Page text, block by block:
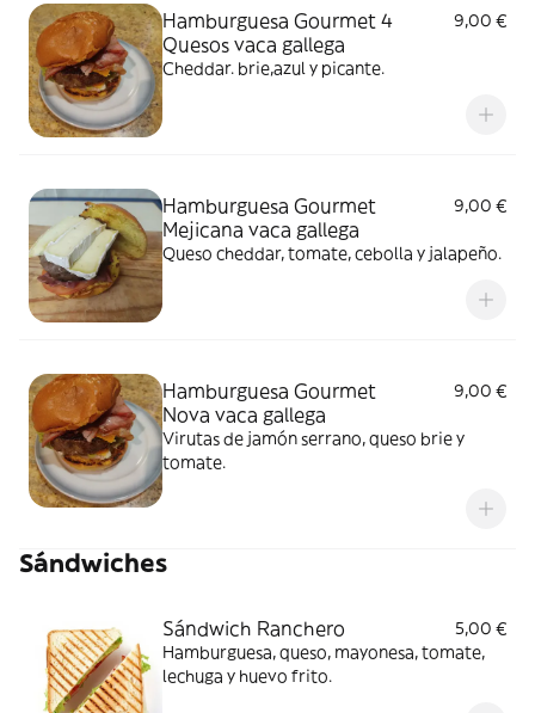
Hamburguesa Gourmet 4
Quesos vaca gallega
9,00 €
Cheddar. brie,azul y picante.
Hamburguesa Gourmet
Mejicana vaca gallega
9,00 €
Queso cheddar, tomate, cebolla y jalapeño.
Hamburguesa Gourmet
Nova vaca gallega
9,00 €
Virutas de jamón serrano, queso brie y
tomate.
Sándwiches
Sándwich Ranchero
5,00 €
Hamburguesa, queso, mayonesa, tomate,
lechuga y huevo frito.